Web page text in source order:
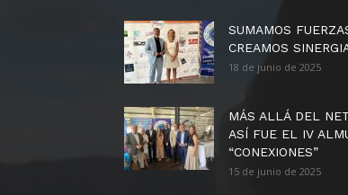
SUMAMOS
CREAMOS
18 de junio de 2025
MÁS ALLÁ DEL
ASÍ FUE EL IV
“CONEXIONES”
15 de junio de 2025